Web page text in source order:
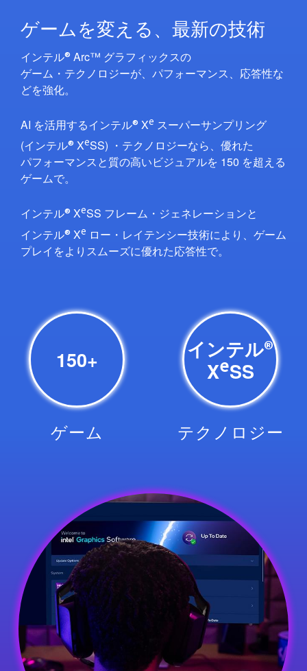
ゲ ー ムを変える、最 新 の 技 術
イ ン テ ル® Arc ™ グ ラ フ ィ ッ ク スの
ゲ ー ム ・ テ ク ノ ロ ジ ーが、パ フ ォ ー マ ン ス、応 答 性 な
ど を 強 化。
AI を活用するイ ン テ ル® Xe ス ー パ ー サ ン プ リ ン グ
(イ ン テ ル® XeSS) ・テ ク ノ ロ ジ ーなら、優れた
パ フ ォ ー マ ン スと質の高いビ ジ ュ ア ルを 150 を超える
ゲ ー ム で。
イ ン テ ル® XeSS フ レ ー ム ・ジ ェ ネ レ ー シ ョ ンと
イ ン テ ル® Xe ロ ー ・レ イ テ ン シ ー技術に よ り、ゲ ー ム
プ レ イをよりス ム ー ズに優れ た応 答 性 で。
150+
ゲ ー ム
イ ン テ ル®
XeSS
テ ク ノ ロ ジ ー